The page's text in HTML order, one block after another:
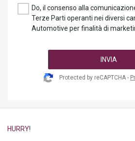
Do, il consenso alla
Terze Parti operanti nei diversi
Automotive per finalità di
INVIA
Protected by reCAPTCHA -
HURRY!